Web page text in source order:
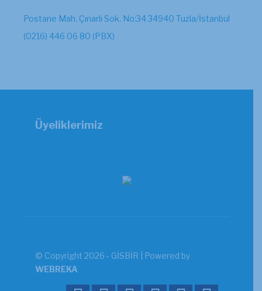
Postane Mah. Çınarlı Sok. No:34 34940 Tuzla/İstanbul
(0216) 446 06 80 (PBX)
Üyeliklerimiz
© Copyright 2026 - GİSBİR | Powered by
WEBREKA